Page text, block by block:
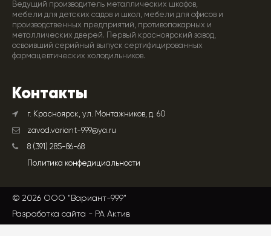
Ведущий производитель металлических шкафов,
мебели для детских садов и школ, мебели для офисов и
производственных предприятий, противопожарных и
металлических дверей. Первый красноярский завод,
освоивший серийный выпуск сертифицированных
фармацевтических холодильников.
Контакты
г. Красноярск, ул. Монтажников, д. 60
zavod.variant-999@ya.ru
8 (391) 285-86-68
Политика конфедициальности
© 2026 ООО "Вариант-999"
Разработка сайта - РА Актив